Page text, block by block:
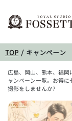
TOP キャンペーン
広島、岡山、熊本、福岡
ャンペーン一覧。お得
撮影をしませんか?